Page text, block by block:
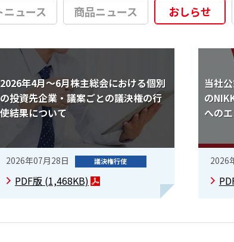
ュース 商品ニュース おしらせ
2026年4月～6月株主総会における個別
の投資先企業・議案ごとの議決権の行
使結果について
2026年07月28日 議決権行使
PDF版 (1,468KB)
当社
の
への
2026